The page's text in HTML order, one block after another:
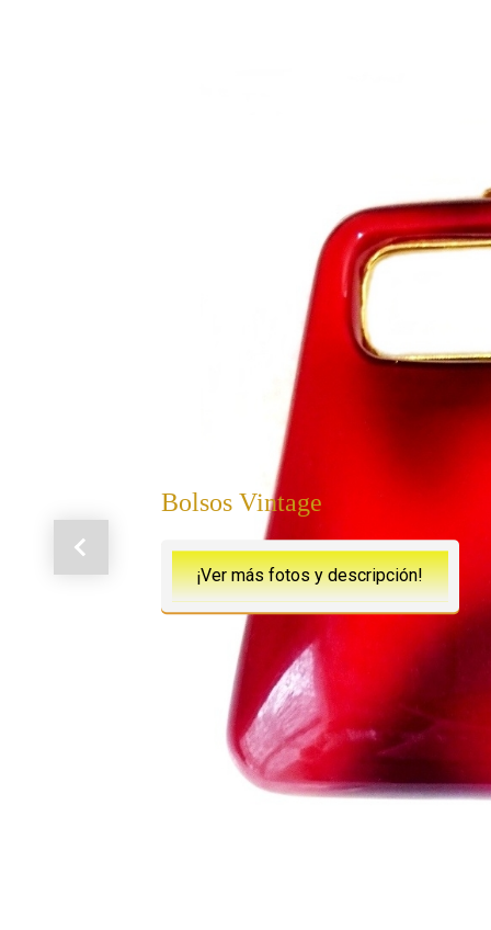
Bolsos Vintage
¡Ver más fotos y descripción!
Anterior